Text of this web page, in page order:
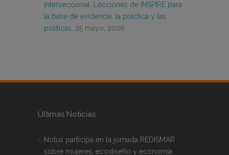
interseccional. Lecciones de INSPIRE para
la base de evidencia, la práctica y las
políticas. 25 mayo, 2026
Últimas Noticias
Notus participa en la jornada REDISMAR
sobre mujeres, ecodiseño y economía